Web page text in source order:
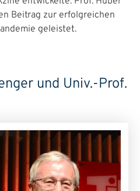
Beitrag zur erfolgreichen
geleistet.
und Univ.-Prof.